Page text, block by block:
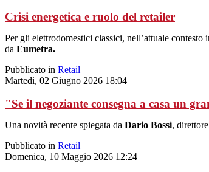
Crisi energetica e ruolo del retailer
Per gli elettrodomestici classici, nell’attuale
da Eumetra.
Pubblicato in Retail
Martedì, 02 Giugno 2026 18:04
"Se il negoziante consegna a casa un
Una novità recente spiegata da Dario Bossi,
Pubblicato in Retail
Domenica, 10 Maggio 2026 12:24